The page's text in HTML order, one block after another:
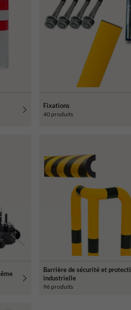
Fixations
40 produits
Barrière de sécurité et
industrielle
96 produits